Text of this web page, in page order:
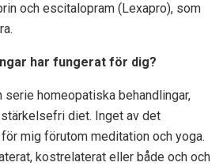
och escitalopram (Lexapro), som
har fungerat för dig?
homeopatiska behandlingar,
diet. Inget av det
mig förutom meditation och yoga.
kostrelaterat eller både och och